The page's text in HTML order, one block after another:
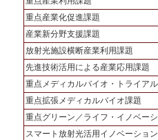
重点産業化促進課題
産業新分野支援課題
放射光施設横断産業利用課題
先進技術活用による産業応用課題
重点メディカルバイオ・トライア
重点拡張メディカルバイオ課題
重点グリーン／ライフ・イノベー
スマート放射光活用イノベーショ